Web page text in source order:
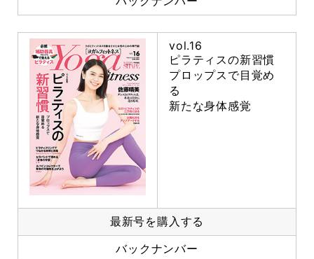
vol.16
ピラティスの新習慣
プロップスで目覚め
る
新たな身体感覚
最新号を購入する
バックナンバー